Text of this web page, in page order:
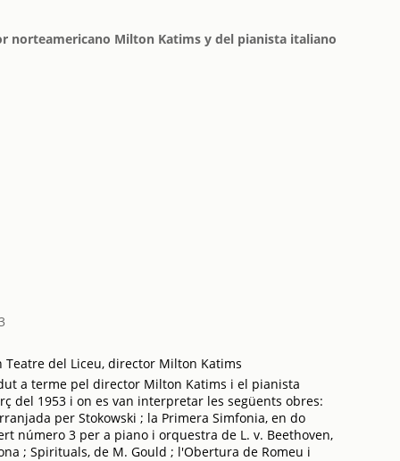
norteamericano Milton Katims y del pianista italiano
del Liceu, director Milton Katims
a terme pel director Milton Katims i el pianista
del 1953 i on es van interpretar les següents obres:
per Stokowski ; la Primera Simfonia, en do
número 3 per a piano i orquestra de L. v. Beethoven,
; Spirituals, de M. Gould ; l'Obertura de Romeu i